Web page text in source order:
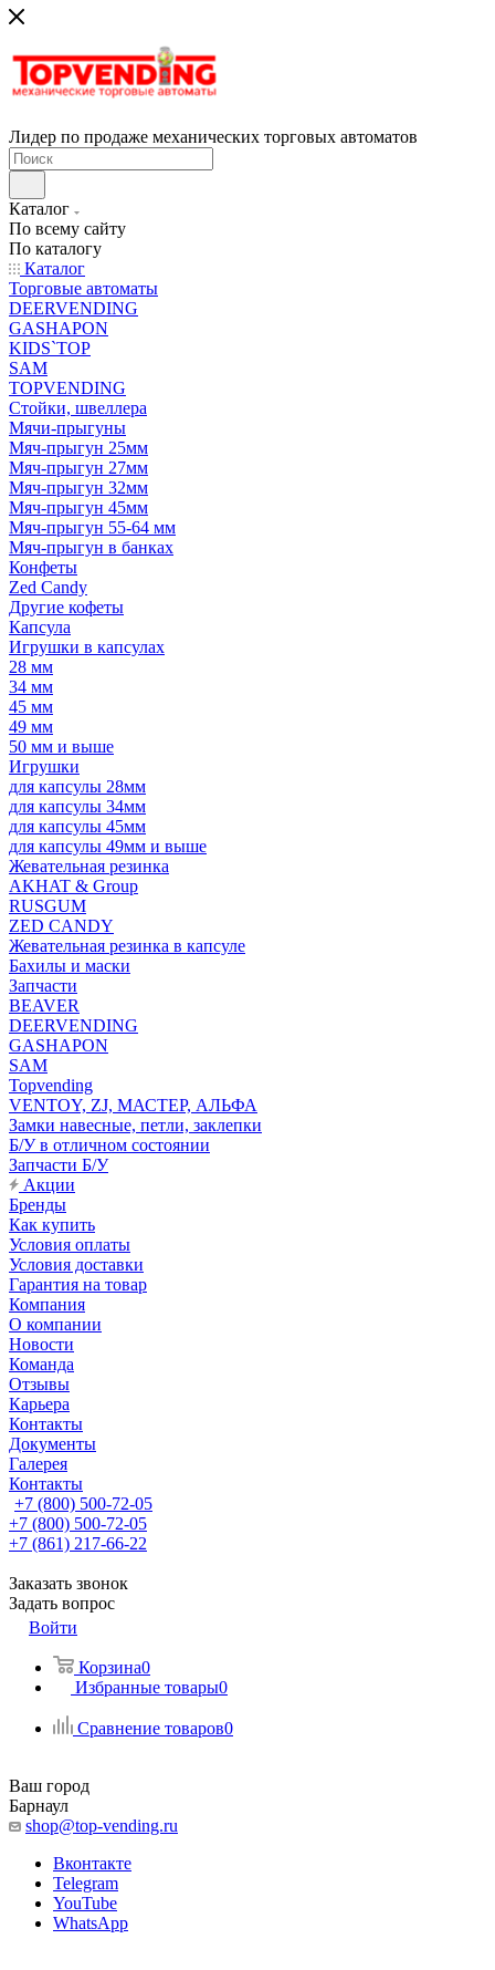
Лидер по продаже механических торговых автоматов
Каталог
По всему сайту
По каталогу
Каталог
Торговые автоматы
DEERVENDING
GASHAPON
KIDS`TOP
SAM
TOPVENDING
Стойки, швеллера
Мячи-прыгуны
Мяч-прыгун 25мм
Мяч-прыгун 27мм
Мяч-прыгун 32мм
Мяч-прыгун 45мм
Мяч-прыгун 55-64 мм
Мяч-прыгун в банках
Конфеты
Zed Candy
Другие кофеты
Капсула
Игрушки в капсулах
28 мм
34 мм
45 мм
49 мм
50 мм и выше
Игрушки
для капсулы 28мм
для капсулы 34мм
для капсулы 45мм
для капсулы 49мм и выше
Жевательная резинка
AKHAT & Group
RUSGUM
ZED CANDY
Жевательная резинка в капсуле
Бахилы и маски
Запчасти
BEAVER
DEERVENDING
GASHAPON
SAM
Topvending
VENTOY, ZJ, МАСТЕР, АЛЬФА
Замки навесные, петли, заклепки
Б/У в отличном состоянии
Запчасти Б/У
Акции
Бренды
Как купить
Условия оплаты
Условия доставки
Гарантия на товар
Компания
О компании
Новости
Команда
Отзывы
Карьера
Контакты
Документы
Галерея
Контакты
+7 (800) 500-72-05
+7 (800) 500-72-05
+7 (861) 217-66-22
Заказать звонок
Задать вопрос
Войти
Корзина0
Избранные товары0
Сравнение товаров0
Ваш город
Барнаул
shop@top-vending.ru
Вконтакте
Telegram
YouTube
WhatsApp